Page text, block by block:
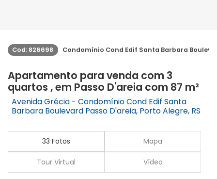
Cod: 826698 Condomínio Cond Edif Santa Barbara
Apartamento para venda com 3
quartos , em Passo D'areia com 87 m²
Avenida Grécia - Condomínio Cond Edif Santa
Barbara Boulevard Passo D'areia, Porto Alegre, RS
33 Fotos Mapa
Tour Virtual Vídeo